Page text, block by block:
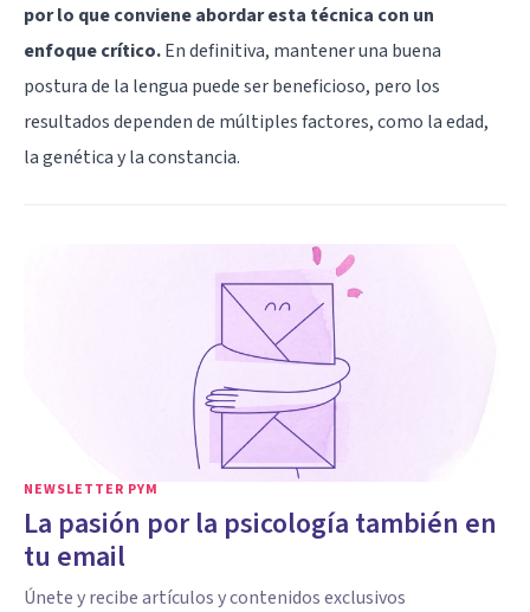
por lo que conviene abordar esta técnica con un
enfoque crítico.En definitiva, mantener una buena
postura de la lengua puede ser beneficioso, pero los
resultados dependen de múltiples factores, como la edad,
la genética y la constancia.
NEWSLETTER PYM
La pasión por la psicología también en
tu email
Únete y recibe artículos y contenidos exclusivos